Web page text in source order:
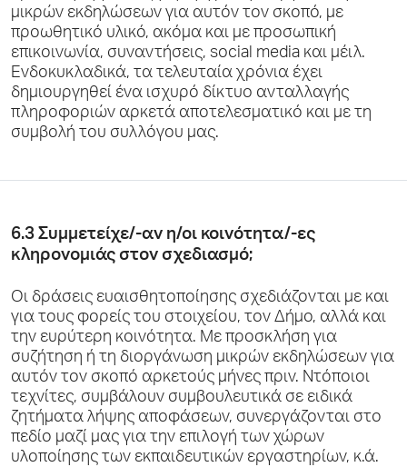
μικρών εκδηλώσεων για αυτόν τον σκοπό, με
προωθητικό υλικό, ακόμα και με προσωπική
επικοινωνία, συναντήσεις, social media και μέιλ.
Ενδοκυκλαδικά, τα τελευταία χρόνια έχει
δημιουργηθεί ένα ισχυρό δίκτυo ανταλλαγής
πληροφοριών αρκετά αποτελεσματικό και με τη
συμβολή του συλλόγου μας.
6.3 Συμμετείχε/-αν η/οι κοινότητα/-ες
κληρονομιάς στον σχεδιασμό;
Οι δράσεις ευαισθητοποίησης σχεδιάζονται με και
για τους φορείς του στοιχείου, τον Δήμο, αλλά και
την ευρύτερη κοινότητα. Με προσκλήση για
συζήτηση ή τη διοργάνωση μικρών εκδηλώσεων για
αυτόν τον σκοπό αρκετούς μήνες πριν. Ντόποιοι
τεχνίτες, συμβάλουν συμβουλευτικά σε ειδικά
ζητήματα λήψης αποφάσεων, συνεργάζονται στο
πεδίο μαζί μας για την επιλογή των χώρων
υλοποίησης των εκπαιδευτικών εργαστηρίων, κ.ά.